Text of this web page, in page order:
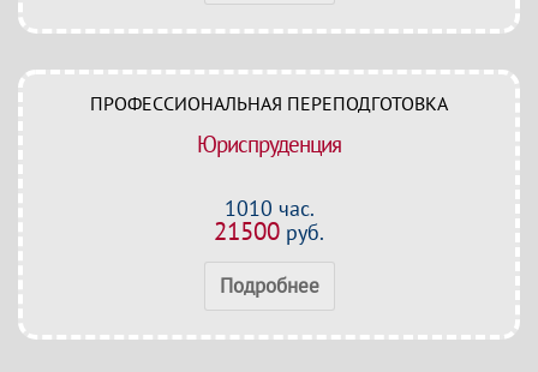
ПРОФЕССИОНАЛЬНАЯ ПЕРЕПОДГОТОВКА
Юриспруденция
1010 час.
21500 руб.
Подробнее